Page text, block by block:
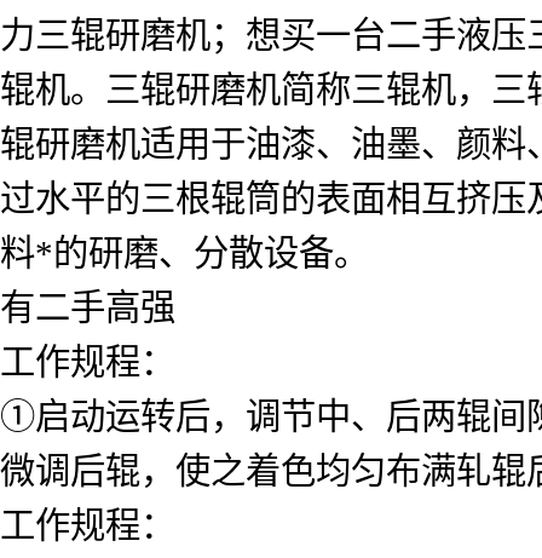
力三辊研磨机；想买一台二手液
辊机。三辊研磨机简称三辊机，
辊研磨机适用于油漆、油墨、颜
过水平的三根辊筒的表面相互挤
料*的研磨、分散设备。
有二手高强
工作规程：
①启动运转后，调节中、后两辊间
微调后辊，使之着色均匀布满轧辊
工作规程：